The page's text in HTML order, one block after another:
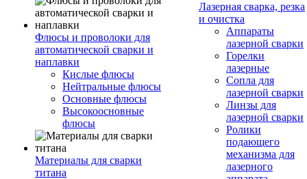
Флюсы и проволоки для
автоматической сварки и
наплавки
Кислые флюсы
Нейтральные флюсы
Основные флюсы
Высокоосновные
флюсы
Материалы для сварки
титана
Лазерная сварка, резка
и очистка
Аппараты
лазерной сварки
Горелки
лазерные
Сопла для
лазерной сварки
Линзы для
лазерной сварки
Ролики
подающего
механизма для
лазерного